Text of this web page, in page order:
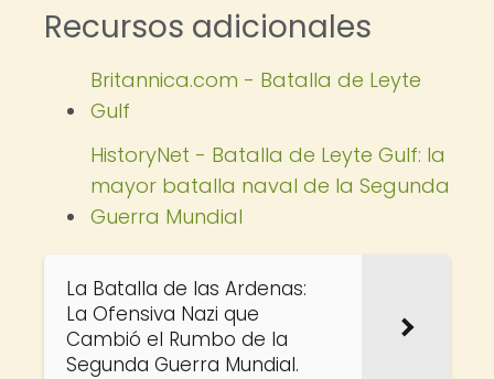
Recursos adicionales
Britannica.com - Batalla de Leyte
Gulf
HistoryNet - Batalla de Leyte Gulf: la
mayor batalla naval de la Segunda
Guerra Mundial
La Batalla de las Ardenas:
La Ofensiva Nazi que
Cambió el Rumbo de la
Segunda Guerra Mundial.